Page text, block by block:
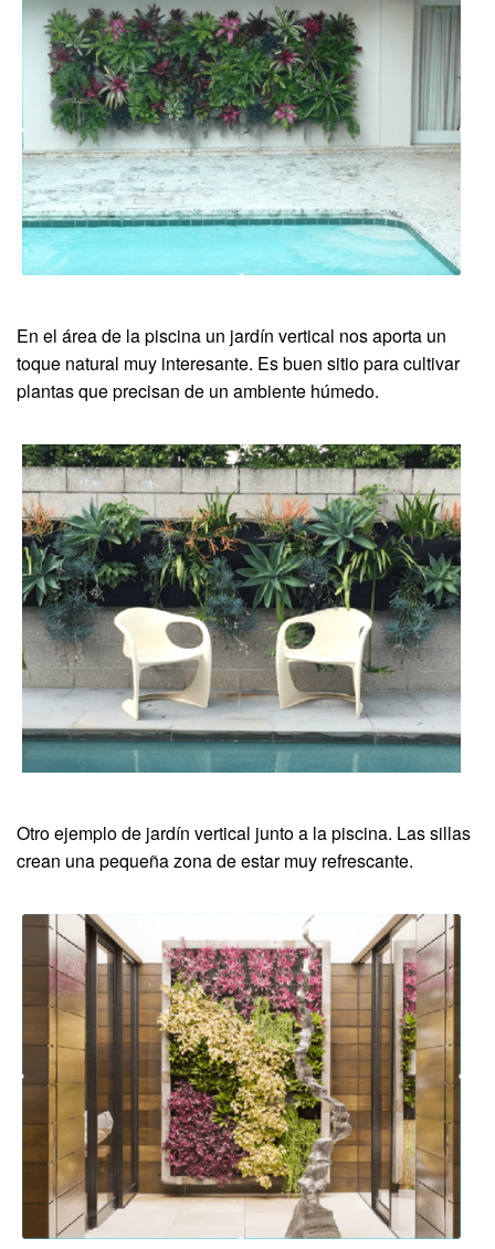
En el área de la piscina un jardín vertical nos aporta un
toque natural muy interesante. Es buen sitio para cultivar
plantas que precisan de un ambiente húmedo.
Otro ejemplo de jardín vertical junto a la piscina. Las sillas
crean una pequeña zona de estar muy refrescante.